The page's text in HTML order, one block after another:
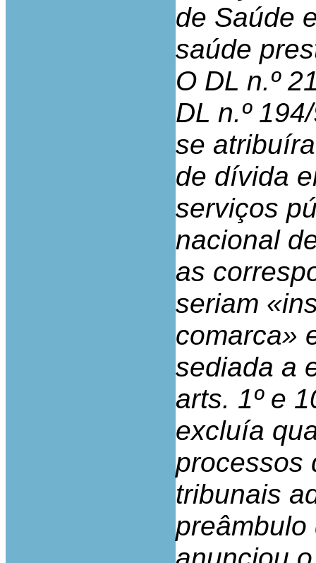
de Saúde
saúde
O DL n.º
DL n.º
se
de dívida
serviços
nacional
as
seriam
comarca»
sediada a
arts. 1º e
excluía
processos
tribunais
preâmbulo